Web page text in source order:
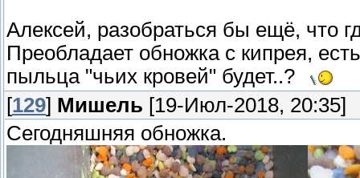
Алексей, разобраться бы ещё, что
Преобладает обножка с кипрея,
пыльца "чьих кровей" будет..?
[129] Мишель [19-Июл-2018, 20:35]
Сегодняшняя обножка.